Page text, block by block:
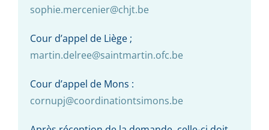
sophie.mercenier@chjt.be
Cour d’appel de Liège ;
martin.delree@saintmartin.ofc.be
Cour d’appel de Mons :
cornupj@coordinationtsimons.be